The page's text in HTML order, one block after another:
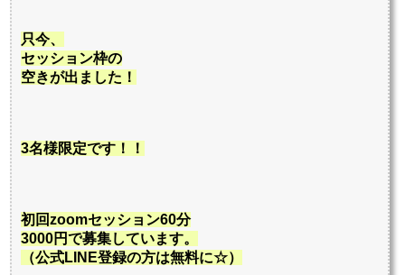
只今、
セッション枠の
空きが出ました！
3名様限定です！！
初回zoomセッション60分
3000円で募集しています。
（公式LINE登録の方は無料に☆）